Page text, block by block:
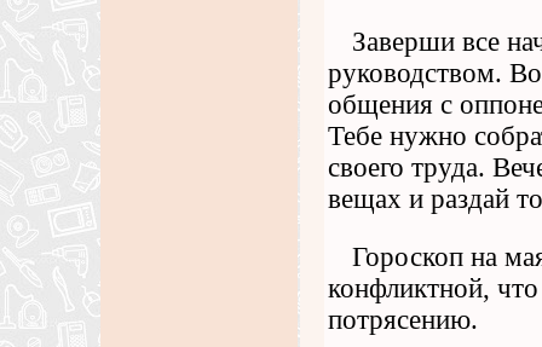
Заверши все
руководством. Во
общения с
Тебе нужно
своего труда.
вещах и раздай
Гороскоп на
конфликтной,
потрясению.